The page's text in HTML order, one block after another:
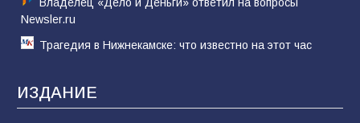
Newsler.ru
Трагедия в Нижнекамске: что известно на этот час
ИЗДАНИЕ